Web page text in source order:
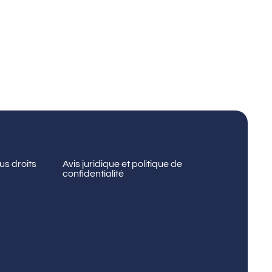
droits
Avis juridique et politique de
confidentialité